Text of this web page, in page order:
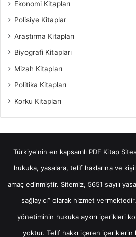
Ekonomi Kitapları
Polisiye Kitaplar
Araştırma Kitapları
Biyografi Kitapları
Mizah Kitapları
Politika Kitapları
Korku Kitapları
Türkiye'nin en kapsamlı PDF Kitap
hukuka, yasalara, telif haklarına ve
amaç edinmiştir. Sitemiz, 5651 sayılı
sağlayıcı” olarak hizmet
yönetiminin hukuka aykırı içerikleri
yoktur. Telif hakkı içeren içeriklerin